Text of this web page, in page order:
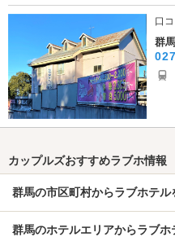
口
群
カップルズおすすめラブホ情報
群馬の市区町村からラブホテル
群馬のホテルエリアからラブホ